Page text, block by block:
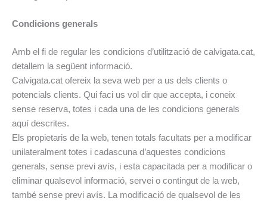
Condicions generals
Amb el fi de regular les condicions d’utilització de calvigata.cat,
detallem la següent informació.
Calvigata.cat ofereix la seva web per a us dels clients o
potencials clients. Qui faci us vol dir que accepta, i coneix
sense reserva, totes i cada una de les condicions generals
aquí descrites.
Els propietaris de la web, tenen totals facultats per a modificar
unilateralment totes i cadascuna d’aquestes condicions
generals, sense previ avís, i esta capacitada per a modificar o
eliminar qualsevol informació, servei o contingut de la web,
també sense previ avís. La modificació de qualsevol de les